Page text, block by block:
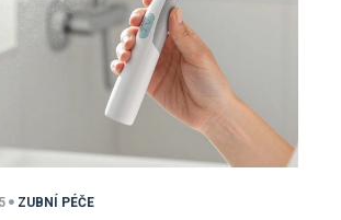
ZUBNÍ PÉČE